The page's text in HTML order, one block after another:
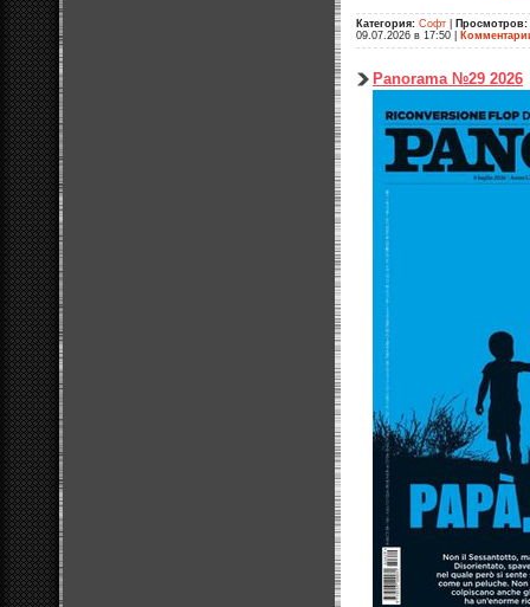
Категория: Софт Просмотров:
09.07.2026 в 17:50
Panorama №29 2026